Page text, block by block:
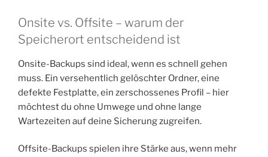
Onsite vs. Offsite – warum der
Speicherort entscheidend ist
Onsite-Backups sind ideal, wenn es schnell gehen
muss. Ein versehentlich gelöschter Ordner, eine
defekte Festplatte, ein zerschossenes Profil – hier
möchtest du ohne Umwege und ohne lange
Wartezeiten auf deine Sicherung zugreifen.
Offsite-Backups spielen ihre Stärke aus, wenn mehr